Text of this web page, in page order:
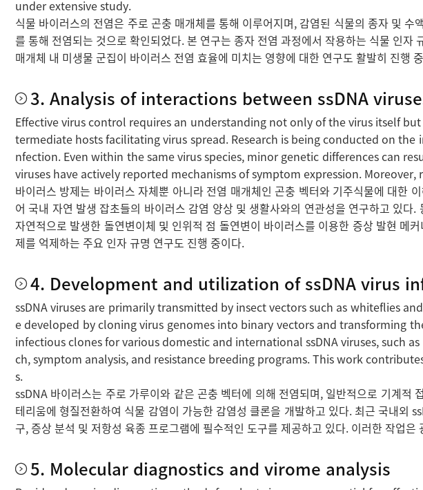
under extensive study.
식물 바이러스의 전염은 주로 곤충 매개체를 통해 이루어지며, 감염된 식물의 종자 및
를 통해 전염되는 것으로 확인되었다. 본 연구는 종자 전염 과정에서 작용하는 식물 인
매개체 내 미생물 군집이 바이러스 전염 효율에 미치는 영향에 대한 연구도 활발히 진행
3. Analysis of interactions between ssDNA
Effective virus control requires an understanding not only of the virus itself
termediate hosts facilitating virus spread. Research is being conducted on
nfection. Even within the same virus species, minor genetic differences can
viruses have actively reported mechanisms of symptom expression.
바이러스 방제는 바이러스 자체뿐 아니라 전염 매개체인 곤충 벡터와 기주식물에 대한
어 국내 자연 발생 잡초들의 바이러스 감염 양상 및 생활사와의 연관성을 연구하고 있
자연적으로 발생한 돌연변이체 및 인위적 점 돌연변이 바이러스를 이용한 증상 발현 메
제를 억제하는 주요 인자 규명 연구도 진행 중이다.
4. Development and utilization of ssDNA virus
ssDNA viruses are primarily transmitted by insect vectors such as whiteflies
e developed by cloning virus genomes into binary vectors and transforming
infectious clones for various domestic and international ssDNA viruses, such
ch, symptom analysis, and resistance breeding programs. This work
s.
ssDNA 바이러스는 주로 가루이와 같은 곤충 벡터에 의해 전염되며, 일반적으로 기계
테리움에 형질전환하여 식물 감염이 가능한 감염성 클론을 개발하고 있다. 최근 국내외
구, 증상 분석 및 저항성 육종 프로그램에 필수적인 도구를 제공하고 있다. 이러한 작업
5. Molecular diagnostics and virome analysis